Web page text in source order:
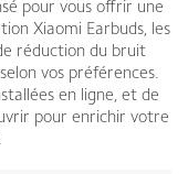
pour vous offrir une
Xiaomi Earbuds, les
réduction du bruit
vos préférences.
en ligne, et de
pour enrichir votre